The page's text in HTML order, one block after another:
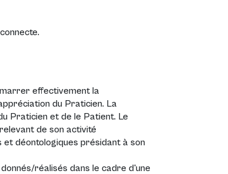
effectivement la
du Praticien. La
Praticien et de le Patient. Le
de son activité
déontologiques présidant à son
réalisés dans le cadre d'une